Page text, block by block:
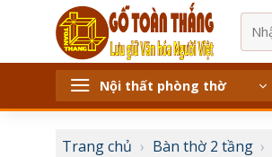
kiếm:
Nội thất phòng thờ
Trang chủ › Bàn thờ 2 tầng ›